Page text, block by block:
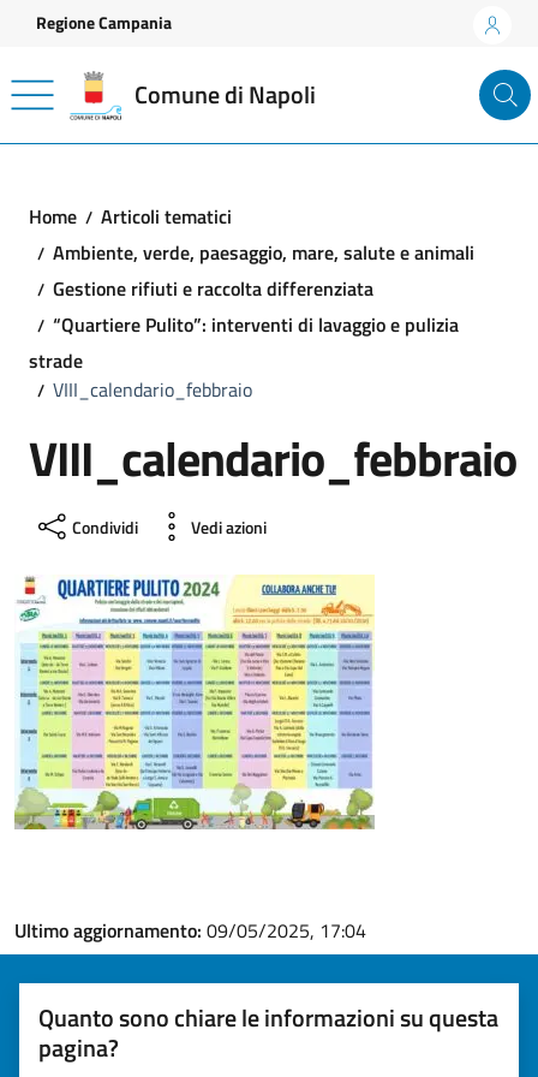
Vai ai contenuti
Vai al footer
Regione Campania
Comune di Napoli
Home
Articoli tematici
Ambiente, verde, paesaggio, mare, salute e animali
Gestione rifiuti e raccolta differenziata
“Quartiere Pulito”: interventi di lavaggio e pulizia
strade
VIII_calendario_febbraio
VIII_calendario_febbraio
Condividi Vedi azioni
Ultimo aggiornamento: 09/05/2025, 17:04
Quanto sono chiare le informazioni su questa
pagina?